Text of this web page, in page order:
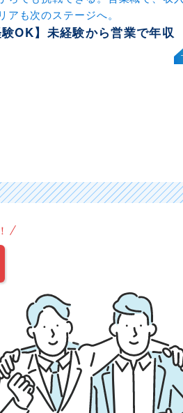
アも次のステージへ。
験OK】未経験から営業で年収